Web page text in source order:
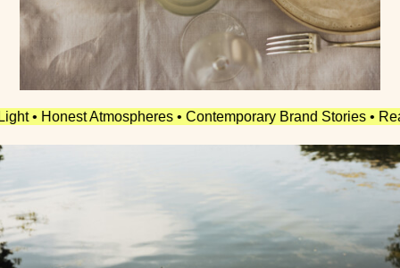
• Contemporary Brand Stories • Real People •